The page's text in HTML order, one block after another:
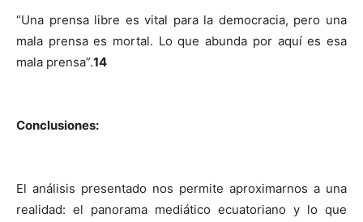
“Una prensa libre es vital para la democracia, pero una
mala prensa es mortal. Lo que abunda por aquí es esa
mala prensa”.14
Conclusiones:
El análisis presentado nos permite aproximarnos a una
realidad: el panorama mediático ecuatoriano y lo que